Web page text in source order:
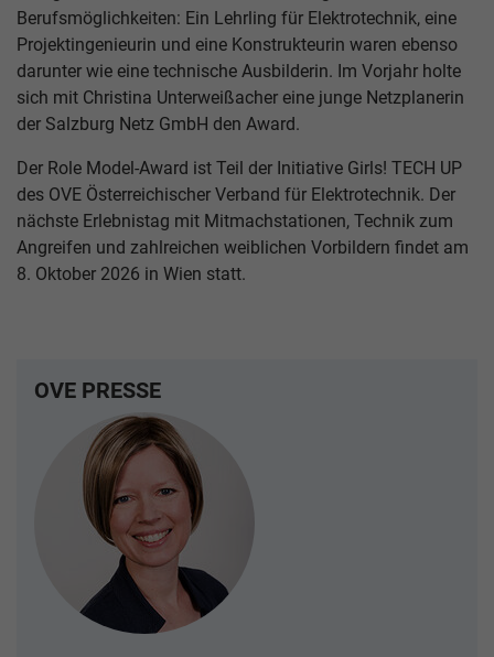
Berufsmöglichkeiten: Ein Lehrling für Elektrotechnik, eine
Projektingenieurin und eine Konstrukteurin waren ebenso
darunter wie eine technische Ausbilderin. Im Vorjahr holte
sich mit Christina Unterweißacher eine junge Netzplanerin
der Salzburg Netz GmbH den Award.
Der Role Model-Award ist Teil der Initiative Girls! TECH UP
des OVE Österreichischer Verband für Elektrotechnik. Der
nächste Erlebnistag mit Mitmachstationen, Technik zum
Angreifen und zahlreichen weiblichen Vorbildern findet am
8. Oktober 2026 in Wien statt.
OVE PRESSE